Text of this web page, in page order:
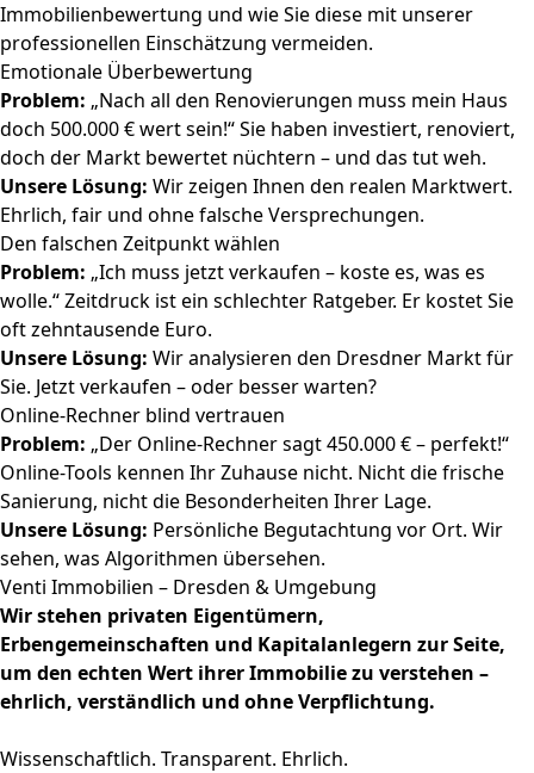
Immobilienbewertung und wie Sie diese mit unserer
professionellen Einschätzung vermeiden.
Emotionale Überbewertung
Problem: „Nach all den Renovierungen muss mein Haus
doch 500.000 € wert sein!“ Sie haben investiert, renoviert,
doch der Markt bewertet nüchtern – und das tut weh.
Unsere Lösung: Wir zeigen Ihnen den realen Marktwert.
Ehrlich, fair und ohne falsche Versprechungen.
Den falschen Zeitpunkt wählen
Problem: „Ich muss jetzt verkaufen – koste es, was es
wolle.“ Zeitdruck ist ein schlechter Ratgeber. Er kostet Sie
oft zehntausende Euro.
Unsere Lösung: Wir analysieren den Dresdner Markt für
Sie. Jetzt verkaufen – oder besser warten?
Online-Rechner blind vertrauen
Problem: „Der Online-Rechner sagt 450.000 € – perfekt!“
Online-Tools kennen Ihr Zuhause nicht. Nicht die frische
Sanierung, nicht die Besonderheiten Ihrer Lage.
Unsere Lösung: Persönliche Begutachtung vor Ort. Wir
sehen, was Algorithmen übersehen.
Venti Immobilien – Dresden & Umgebung
Wir stehen privaten Eigentümern,
Erbengemeinschaften und Kapitalanlegern zur Seite,
um den echten Wert ihrer Immobilie zu verstehen –
ehrlich, verständlich und ohne Verpflichtung.
Wissenschaftlich. Transparent. Ehrlich.